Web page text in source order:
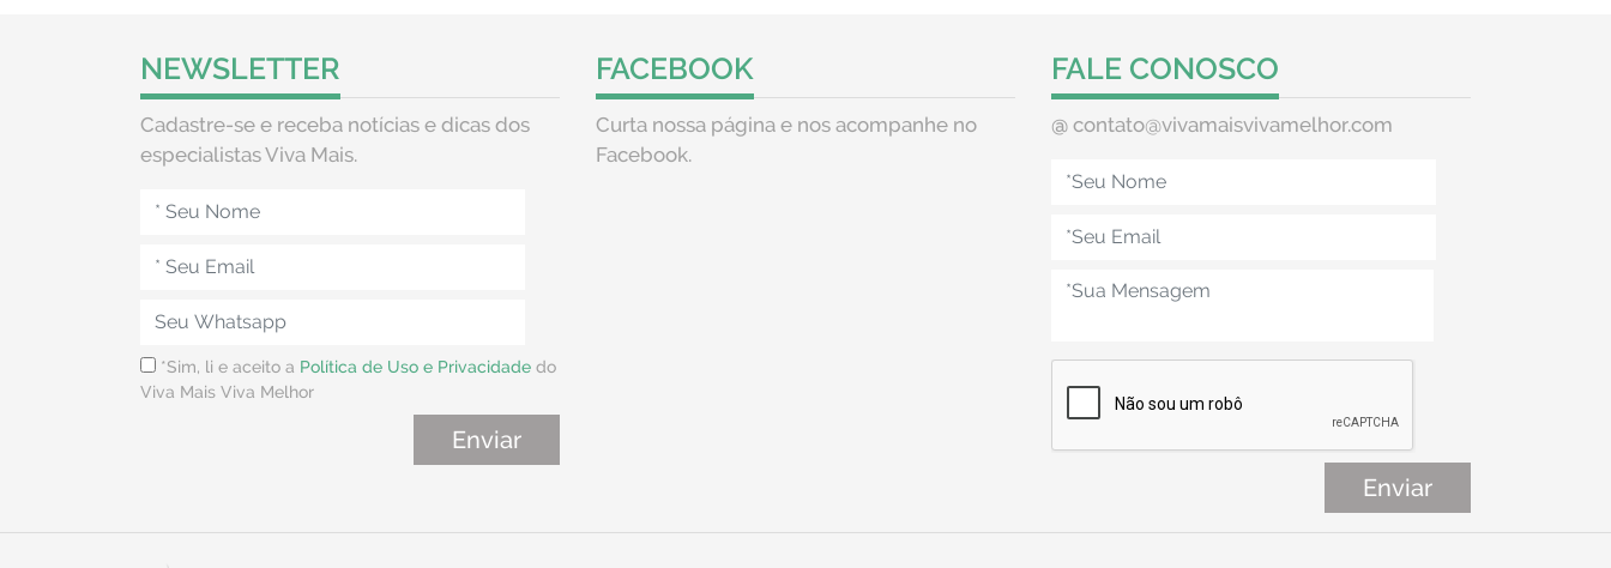
NEWSLETTER
Cadastre-se e receba notícias e dicas dos
especialistas Viva Mais.
*Sim, li e aceito a Política de Uso e Privacidade do
Viva Mais Viva Melhor
FACEBOOK
Curta nossa página e nos acompanhe no
Facebook.
FALE CONOSCO
@ contato@vivamaisvivamelhor.com